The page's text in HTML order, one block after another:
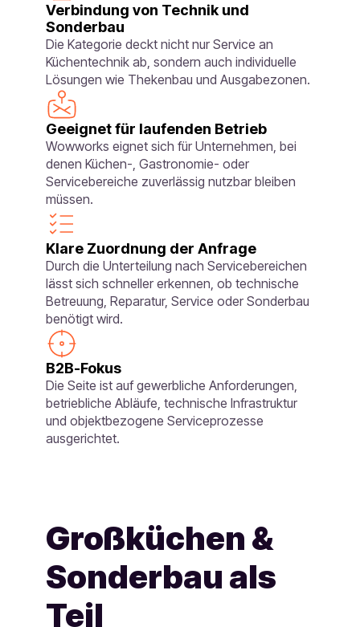
Verbindung von Technik und
Sonderbau
Die Kategorie deckt nicht nur Service an
Küchentechnik ab, sondern auch individuelle
Lösungen wie Thekenbau und Ausgabezonen.
Geeignet für laufenden Betrieb
Wowworks eignet sich für Unternehmen, bei
denen Küchen-, Gastronomie- oder
Servicebereiche zuverlässig nutzbar bleiben
müssen.
Klare Zuordnung der Anfrage
Durch die Unterteilung nach Servicebereichen
lässt sich schneller erkennen, ob technische
Betreuung, Reparatur, Service oder Sonderbau
benötigt wird.
B2B-Fokus
Die Seite ist auf gewerbliche Anforderungen,
betriebliche Abläufe, technische Infrastruktur
und objektbezogene Serviceprozesse
ausgerichtet.
Großküchen &
Sonderbau als
Teil